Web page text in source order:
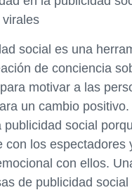
social es una
de conciencia
motivar a las
un cambio
publicidad social
con los espectadores
con ellos.
de publicidad